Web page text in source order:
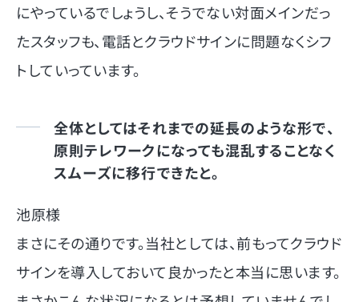
にやっているでしょうし、そうでない対面メインだっ
たスタッフも、電話とクラウドサインに問題なくシフ
トしていっています。
全体としてはそれまでの延長のような形で、
原則テレワークになっても混乱することなく
スムーズに移行できたと。
池原様
まさにその通りです。当社としては、前もってクラウド
サインを導入しておいて良かったと本当に思います。